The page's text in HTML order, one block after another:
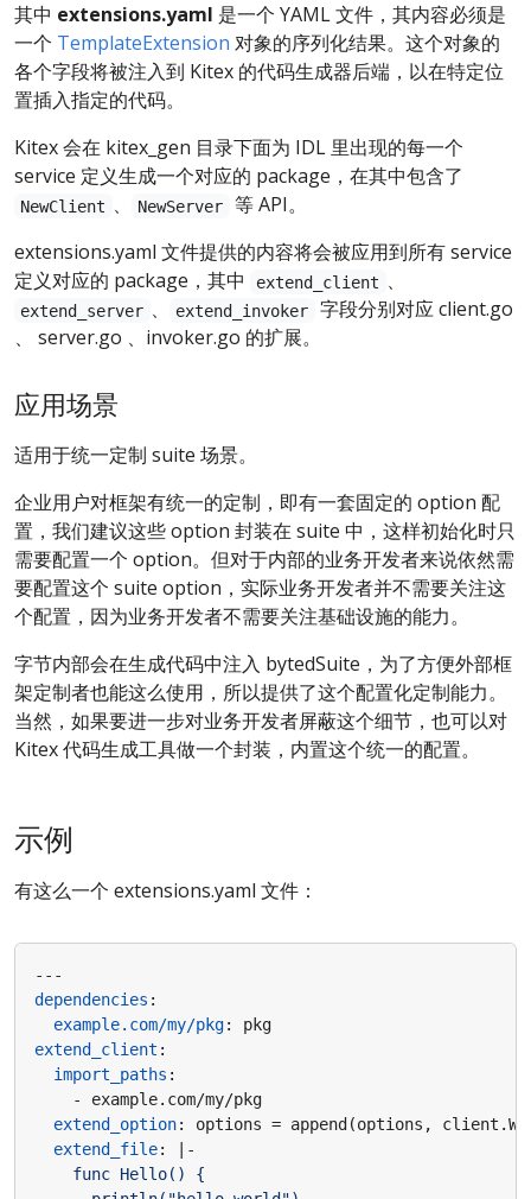
其中 extensions.yaml 是一个 YAML 文件，其内容必须是
一个 TemplateExtension 对象的序列化结果。这个对象的
各个字段将被注入到 Kitex 的代码生成器后端，以在特定位
置插入指定的代码。
Kitex 会在 kitex_gen 目录下面为 IDL 里出现的每一个
service 定义生成一个对应的 package，在其中包含了
NewClient 、 NewServer
等 API。
extensions.yaml 文件提供的内容将会被应用到所有 service
定义对应的 package，其中
extend_client 、
extend_server 、 extend_invoker
字段分别对应 client.go
、 server.go 、invoker.go 的扩展。
应用场景
适用于统一定制 suite 场景。
企业用户对框架有统一的定制，即有一套固定的 option 配
置，我们建议这些 option 封装在 suite 中，这样初始化时只
需要配置一个 option。但对于内部的业务开发者来说依然需
要配置这个 suite option，实际业务开发者并不需要关注这
个配置，因为业务开发者不需要关注基础设施的能力。
字节内部会在生成代码中注入 bytedSuite，为了方便外部框
架定制者也能这么使用，所以提供了这个配置化定制能力。
当然，如果要进一步对业务开发者屏蔽这个细节，也可以对
Kitex 代码生成工具做一个封装，内置这个统一的配置。
示例
有这么一个 extensions.yaml 文件：
---
dependencies :
example.com/my/pkg:
pkg
extend_client :
import_paths :
- example.com/my/pkg
extend_option:
options = append(options,
extend_file:
|-